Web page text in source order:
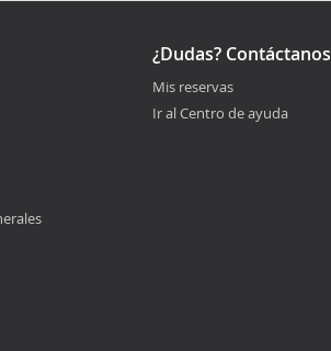
¿Dudas? Contáctanos
Mis reservas
Ir al Centro de ayuda